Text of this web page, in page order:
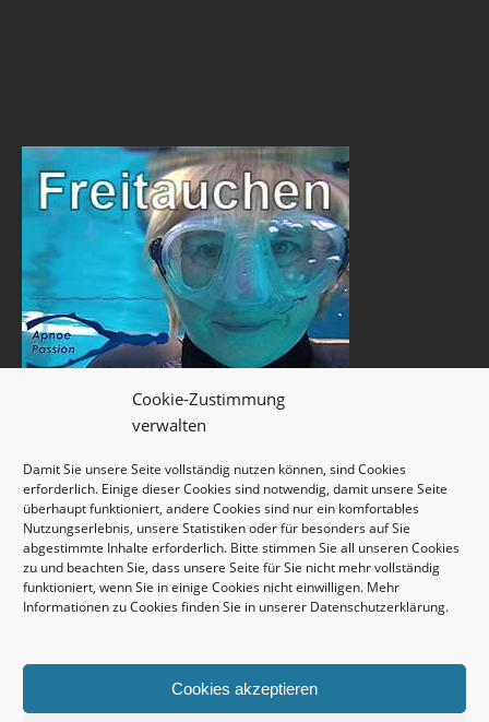
Cookie-Zustimmung
verwalten
Damit Sie unsere Seite vollständig nutzen können, sind Cookies
erforderlich. Einige dieser Cookies sind notwendig, damit unsere Seite
überhaupt funktioniert, andere Cookies sind nur ein komfortables
Nutzungserlebnis, unsere Statistiken oder für besonders auf Sie
abgestimmte Inhalte erforderlich. Bitte stimmen Sie all unseren Cookies
zu und beachten Sie, dass unsere Seite für Sie nicht mehr vollständig
funktioniert, wenn Sie in einige Cookies nicht einwilligen. Mehr
Informationen zu Cookies finden Sie in unserer Datenschutzerklärung.
Cookies akzeptieren